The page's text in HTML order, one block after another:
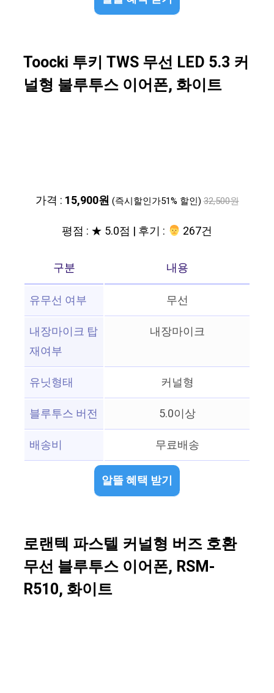
Toocki 투키 TWS 무선 LED 5.3 커
널형 불루투스 이어폰, 화이트
가격 : 15,900원 (즉시할인가51% 할인) 32,500원
평점 : ★ 5.0점 | 후기 : ‍‍ 267건
구분
내용
유무선 여부
무선
내장마이크 탑
재여부
내장마이크
유닛형태
커널형
블루투스 버전
5.0이상
배송비
무료배송
알뜰 혜택 받기
로랜텍 파스텔 커널형 버즈 호환
무선 블루투스 이어폰, RSM-
R510, 화이트